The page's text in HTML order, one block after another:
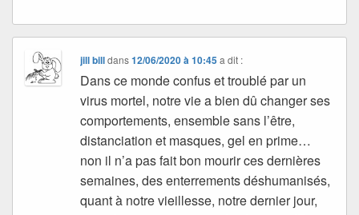
jill billdans12/06/2020 à 10:45 a dit :
Dans ce monde confus et troublé par un
virus mortel, notre vie a bien dû changer ses
comportements, ensemble sans l’être,
distanciation et masques, gel en prime…
non il n’a pas fait bon mourir ces dernières
semaines, des enterrements déshumanisés,
quant à notre vieillesse, notre dernier jour,